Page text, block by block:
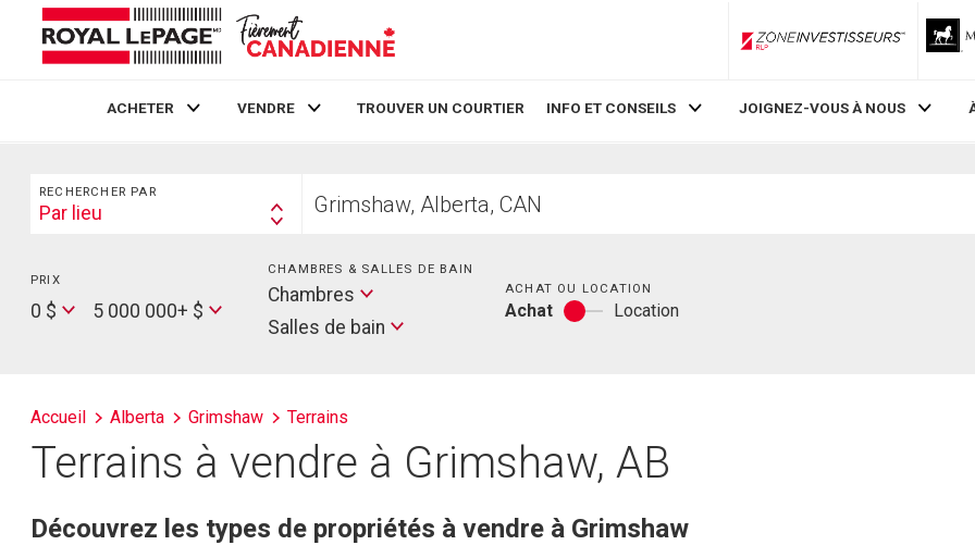
ZoneInvestisseurs RLP
ACHETER VENDRE TROUVER UN COURTIER INFO ET CONSEILS JOIGNEZ-VOUS À NOUS
Rechercher
RECHERCHER PAR
Search
Par lieu
votre
PRIX
Price
0 $
Max
5 000 000+ $
CHAMBRES & SALLES DE BAIN
Chambres
bain
Salles de bain
ACHAT OU LOCATION
Achat
Achat
Location
Accueil Alberta Grimshaw Terrains
Terrains à vendre à Grimshaw, AB
Découvrez les types de propriétés à vendre à Grimshaw